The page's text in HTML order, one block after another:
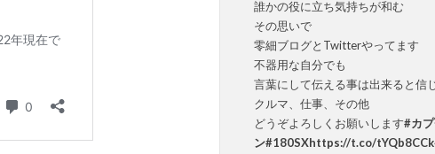
誰かの役に立ち気持ちが和む
その思いで
零細ブログとTwitterやってます
不器用な自分でも
言葉にして伝える事は出来ると信
クルマ、仕事、その他
どうぞよろしくお願いします#カ
ン#180SXhttps://t.co/